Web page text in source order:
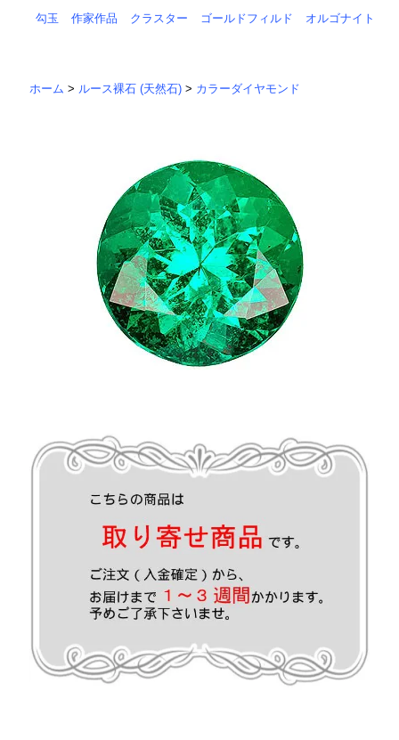
勾玉 作家作品 クラスター ゴールドフィルド オルゴナイト
ホーム > ルース裸石 (天然石) > カラーダイヤモンド